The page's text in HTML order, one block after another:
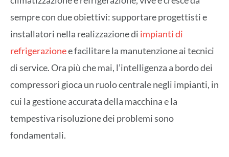
sempre con due obiettivi: supportare progettisti e
installatori nella realizzazione di impianti di
refrigerazionee facilitare la manutenzione ai tecnici
di service. Ora più che mai, l’intelligenza a bordo dei
compressori gioca un ruolo centrale negli impianti, in
cui la gestione accurata della macchina e la
tempestiva risoluzione dei problemi sono
fondamentali.